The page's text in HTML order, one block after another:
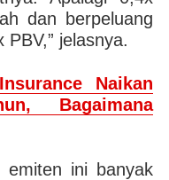
dan berpeluang
jelasnya.
Naikan
Bagaimana
emiten ini banyak